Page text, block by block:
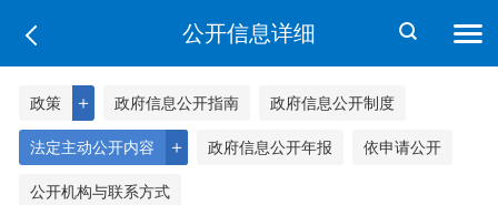
公开信息详细
＋
政策 政府信息公开指南 政府信息公开制度
＋
法定主动公开内容 政府信息公开年报 依申请公开
公开机构与联系方式